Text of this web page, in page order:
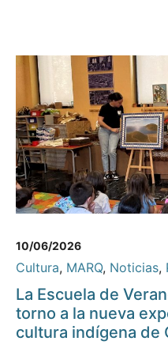
10/06/2026
Cultura, MARQ, Noticias,
La Escuela de
torno a la nueva
cultura indígena de